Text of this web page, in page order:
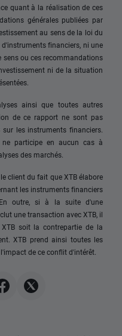
quant à la réalisation de ces
générales publiées par
au sens de la loi du
financiers, ni une
ou ces recommandations
ni de la situation
ainsi que toutes autres
de ce rapport ne sont pas
les instruments financiers.
participe en aucun cas à
des marchés.
client du fait que XTB élabore
les instruments financiers
outre, si à la suite d'une
une transaction avec XTB, il
soit la contrepartie de la
XTB prend ainsi toutes les
de ce conflit d'intérêt.